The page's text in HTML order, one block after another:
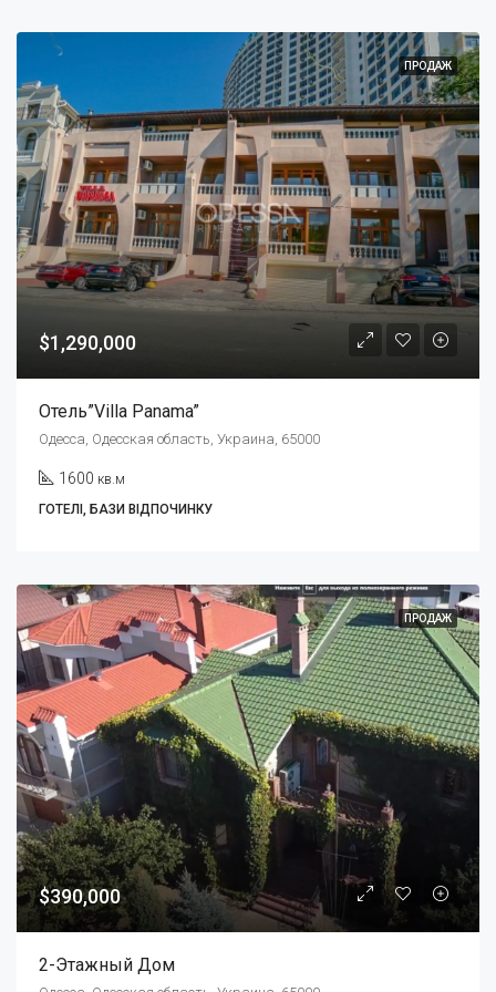
ПРОДАЖ
$1,290,000
Отель”Villa Panama”
Одесса, Одесская область, Украина, 65000
1600 кв.м
ГОТЕЛІ, БАЗИ ВІДПОЧИНКУ
ПРОДАЖ
$390,000
2-Этажный Дом